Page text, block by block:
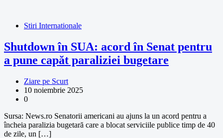
Stiri Internationale
Shutdown în SUA: acord în Senat pentru
a pune capăt paraliziei bugetare
Ziare pe Scurt
10 noiembrie 2025
0
Sursa: News.ro Senatorii americani au ajuns la un acord pentru a
încheia paralizia bugetară care a blocat serviciile publice timp de 40
de zile, un […]